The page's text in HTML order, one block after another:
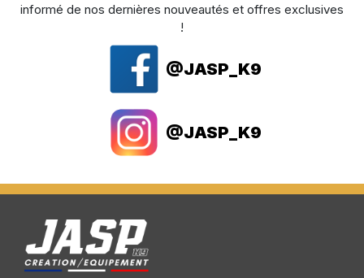
informé de nos dernières nouveautés et offres exclusives
!
@JASP_K9
@JASP_K9